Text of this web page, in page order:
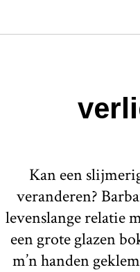
Kan een
veranderen?
levenslange relatie
een grote glazen
m’n handen